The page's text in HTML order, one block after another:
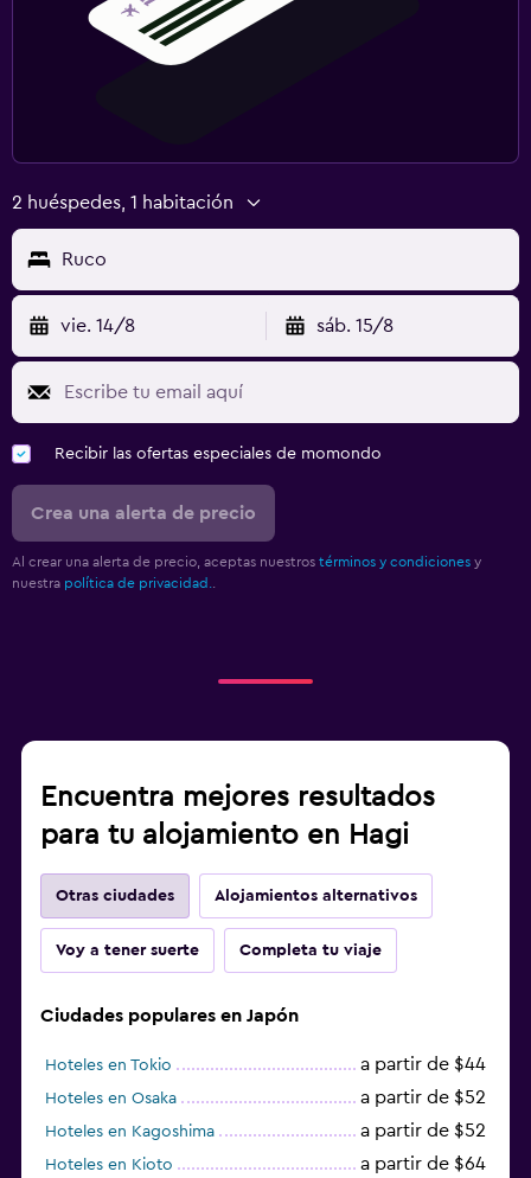
2 huéspedes, 1 habitación
Ruco
vie. 14/8 sáb. 15/8
Recibir las ofertas especiales de momondo
Crea una alerta de precio
Al crear una alerta de precio, aceptas nuestros términos y condiciones y
nuestra política de privacidad.
Encuentra mejores resultados
para tu alojamiento en Hagi
Otras ciudades Alojamientos alternativos
Voy a tener suerte Completa tu viaje
Ciudades populares en Japón
Hoteles en Tokio a partir de $44
Hoteles en Osaka a partir de $52
Hoteles en Kagoshima a partir de $52
Hoteles en Kioto a partir de $64